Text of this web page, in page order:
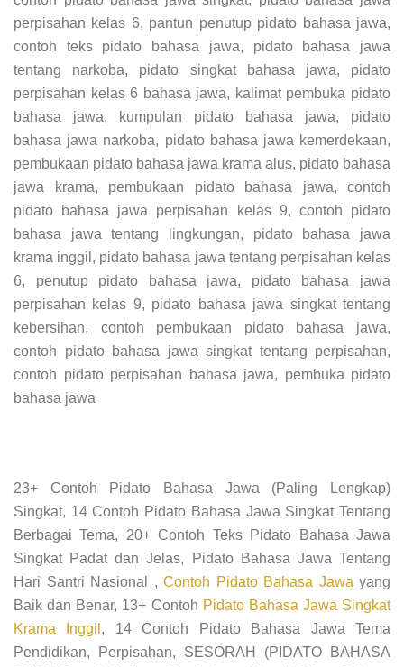
perpisahan kelas 6, pantun penutup pidato bahasa jawa,
contoh teks pidato bahasa jawa, pidato bahasa jawa
tentang narkoba, pidato singkat bahasa jawa, pidato
perpisahan kelas 6 bahasa jawa, kalimat pembuka pidato
bahasa jawa, kumpulan pidato bahasa jawa, pidato
bahasa jawa narkoba, pidato bahasa jawa kemerdekaan,
pembukaan pidato bahasa jawa krama alus, pidato bahasa
jawa krama, pembukaan pidato bahasa jawa, contoh
pidato bahasa jawa perpisahan kelas 9, contoh pidato
bahasa jawa tentang lingkungan, pidato bahasa jawa
krama inggil, pidato bahasa jawa tentang perpisahan kelas
6, penutup pidato bahasa jawa, pidato bahasa jawa
perpisahan kelas 9, pidato bahasa jawa singkat tentang
kebersihan, contoh pembukaan pidato bahasa jawa,
contoh pidato bahasa jawa singkat tentang perpisahan,
contoh pidato perpisahan bahasa jawa, pembuka pidato
bahasa jawa
23+ Contoh Pidato Bahasa Jawa (Paling Lengkap)
Singkat, 14 Contoh Pidato Bahasa Jawa Singkat Tentang
Berbagai Tema, 20+ Contoh Teks Pidato Bahasa Jawa
Singkat Padat dan Jelas, Pidato Bahasa Jawa Tentang
Hari Santri Nasional , Contoh Pidato Bahasa Jawa yang
Baik dan Benar, 13+ Contoh Pidato Bahasa Jawa Singkat
Krama Inggil , 14 Contoh Pidato Bahasa Jawa Tema
Pendidikan, Perpisahan, SESORAH (PIDATO BAHASA